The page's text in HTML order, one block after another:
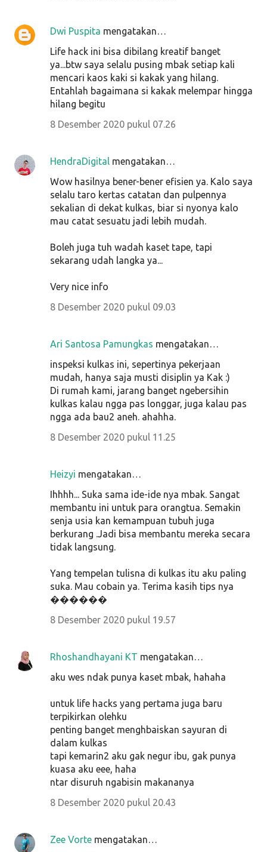
Dwi Puspita mengatakan…
Life hack ini bisa dibilang kreatif banget
ya...btw saya selalu pusing mbak setiap kali
mencari kaos kaki si kakak yang hilang.
Entahlah bagaimana si kakak melempar hingga
hilang begitu
8 Desember 2020 pukul 07.26
HendraDigital mengatakan…
Wow hasilnya bener-bener efisien ya. Kalo saya
selalu taro kertas catatan dan pulpennya
sekalian di dekat kulkas, biar si nyonya kalo
mau catat sesuatu jadi lebih mudah.
Boleh juga tuh wadah kaset tape, tapi
sekarang udah langka ya...
Very nice info
8 Desember 2020 pukul 09.03
Ari Santosa Pamungkas mengatakan…
inspeksi kulkas ini, sepertinya pekerjaan
mudah, hanya saja musti disiplin ya Kak :)
Di rumah kami, jarang banget ngebersihin
kulkas kalau ngga pas longgar, juga kalau pas
ngga ada bau2 aneh. ahahha.
8 Desember 2020 pukul 11.25
Heizyi mengatakan…
Ihhhh... Suka sama ide-ide nya mbak. Sangat
membantu ini untuk para orangtua. Semakin
senja usia kan kemampuan tubuh juga
berkurang .Jadi bisa membantu mereka secara
tidak langsung.
Yang tempelan tulisna di kulkas itu aku paling
suka. Mau cobain ya. Terima kasih tips nya
������
8 Desember 2020 pukul 19.57
Rhoshandhayani KT mengatakan…
aku wes ndak punya kaset mbak, hahaha
untuk life hacks yang pertama juga baru
terpikirkan olehku
penting banget menghbaiskan sayuran di
dalam kulkas
tapi kemarin2 aku gak negur ibu, gak punya
kuasa aku eee, haha
ntar disuruh ngabisin makananya
8 Desember 2020 pukul 20.43
Zee Vorte mengatakan…